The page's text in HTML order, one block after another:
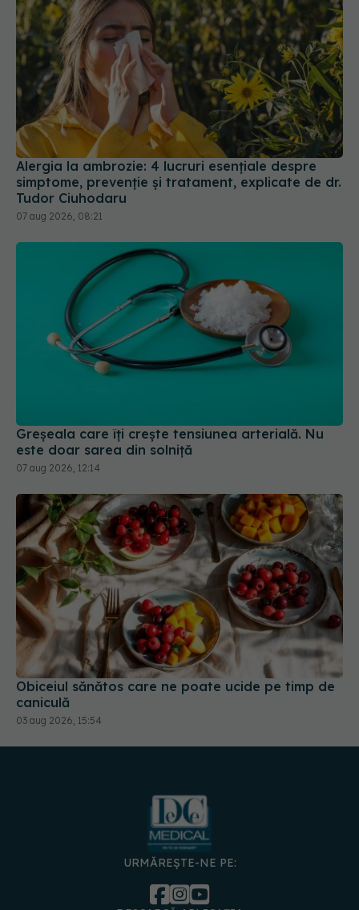
Alergia la ambrozie: 4 lucruri esențiale despre
simptome, prevenție și tratament, explicate de dr.
Tudor Ciuhodaru
07 aug 2026, 08:21
Greșeala care îți crește tensiunea arterială. Nu
Obiceiul sănătos care ne poate ucide pe timp de
caniculă
03 aug 2026, 15:54
URMĂREȘTE-NE PE:
DESCARCĂ APLICAȚIA